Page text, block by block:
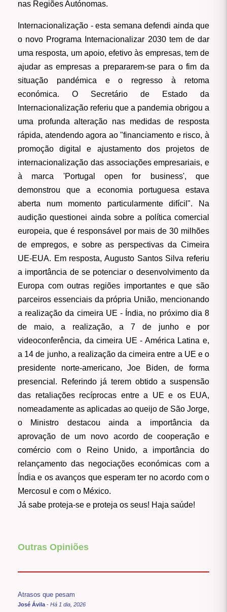
nas Regiões Autónomas.
Internacionalização - esta semana defendi ainda que
o novo Programa Internacionalizar 2030 tem de dar
uma resposta, um apoio, efetivo às empresas, tem de
ajudar as empresas a prepararem-se para o fim da
situação pandémica e o regresso à retoma
económica. O Secretário de Estado da
Internacionalização referiu que a pandemia obrigou a
uma profunda alteração nas medidas de resposta
rápida, atendendo agora ao "financiamento e risco, à
promoção digital e ajustamento dos projetos de
internacionalização das associações empresariais, e
à marca 'Portugal open for business', que
demonstrou que a economia portuguesa estava
aberta num momento particularmente difícil". Na
audição questionei ainda sobre a política comercial
europeia, que é responsável por mais de 30 milhões
de empregos, e sobre as perspectivas da Cimeira
UE-EUA. Em resposta, Augusto Santos Silva referiu
a importância de se potenciar o desenvolvimento da
Europa com outras regiões importantes e que são
parceiros essenciais da própria União, mencionando
a realização da cimeira UE - Índia, no próximo dia 8
de maio, a realização, a 7 de junho e por
videoconferência, da cimeira UE - América Latina e,
a 14 de junho, a realização da cimeira entre a UE e o
presidente norte-americano, Joe Biden, de forma
presencial. Referindo já terem obtido a suspensão
das retaliações recíprocas entre a UE e os EUA,
nomeadamente as aplicadas ao queijo de São Jorge,
o Ministro destacou ainda a importância da
aprovação de um novo acordo de cooperação e
comércio com o Reino Unido, a importância do
relançamento das negociações económicas com a
Índia e os avanços que esperam ter no acordo com o
Mercosul e com o México.
Já sabe proteja-se e proteja os seus! Haja saúde!
Outras Opiniões
Atrasos que pesam
José Ávila - Há 1 dia, 2026